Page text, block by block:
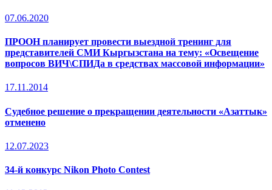
07.06.2020
ПРООН планирует провести выездной тренинг для
представителей СМИ Кыргызстана на тему: «Освещение
вопросов ВИЧ\СПИДа в средствах массовой информации»
17.11.2014
Судебное решение о прекращении деятельности «Азаттык»
отменено
12.07.2023
34-й конкурс Nikon Photo Contest